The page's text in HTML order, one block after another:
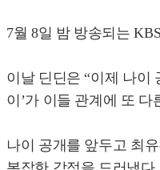
7월 8일 밤 방송되는
이날 딘딘은 “이제 나이
이’가 이들 관계에 또
나이 공개를 앞두고 최